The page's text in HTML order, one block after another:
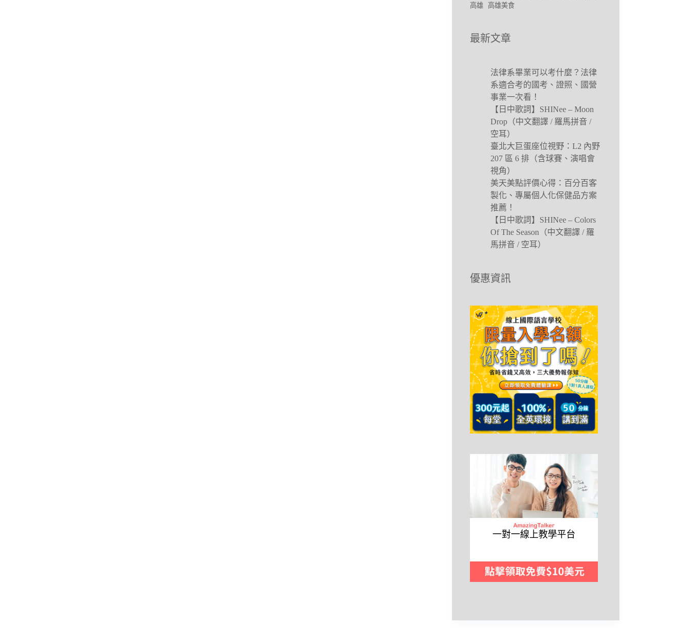
高雄
高雄美食
最新文章
法律系畢業可以考什麼？法律
系適合考的國考、證照、國營
事業一次看！
【日中歌詞】SHINee – Moon
Drop（中文翻譯 / 羅馬拼音 /
空耳）
臺北大巨蛋座位視野：L2 內野
207 區 6 排（含球賽、演唱會
視角）
美天美點評價心得：百分百客
製化、專屬個人化保健品方案
推薦！
【日中歌詞】SHINee – Colors
Of The Season（中文翻譯 / 羅
馬拼音 / 空耳）
優惠資訊
一對一線上教學平台